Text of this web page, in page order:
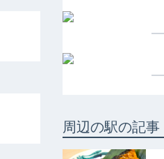
周辺の駅の記事